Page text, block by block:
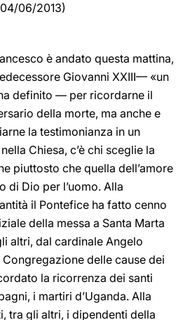
06/2013)
è andato questa mattina,
Giovanni XXIII— «un
definito — per ricordarne il
della morte, ma anche e
la testimonianza in un
Chiesa, c’è chi sceglie la
piuttosto che quella dell’amore
di Dio per l’uomo. Alla
il Pontefice ha fatto cenno
della messa a Santa Marta
altri, dal cardinale Angelo
delle cause dei
la ricorrenza dei santi
i martiri d’Uganda. Alla
tra gli altri, i dipendenti della